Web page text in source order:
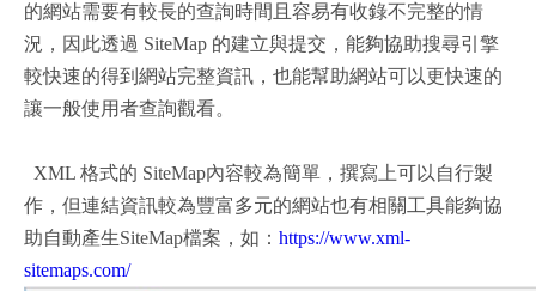
的網站需要有較長的查詢時間且容易有收錄不完整的情
況，因此透過 SiteMap 的建立與提交，能夠協助搜尋引擎
較快速的得到網站完整資訊，也能幫助網站可以更快速的
讓一般使用者查詢觀看。
XML 格式的 SiteMap內容較為簡單，撰寫上可以自行製
作，但連結資訊較為豐富多元的網站也有相關工具能夠協
助自動產生SiteMap檔案，如： https://www.xml-
sitemaps.com/